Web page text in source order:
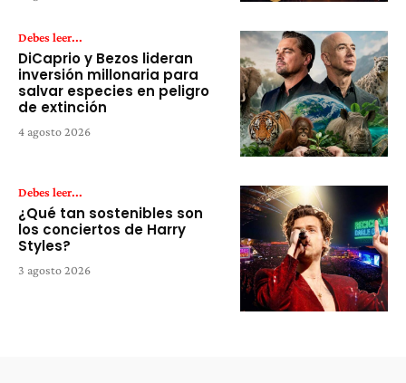
Debes leer...
DiCaprio y Bezos lideran
inversión millonaria para
salvar especies en peligro
de extinción
4 agosto 2026
Debes leer...
¿Qué tan sostenibles son
los conciertos de Harry
Styles?
3 agosto 2026